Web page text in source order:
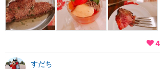
4
すだち